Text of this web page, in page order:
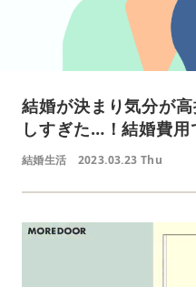
結婚が決まり気分が
しすぎた…！結婚費用
結婚生活 2023.03.23 Thu